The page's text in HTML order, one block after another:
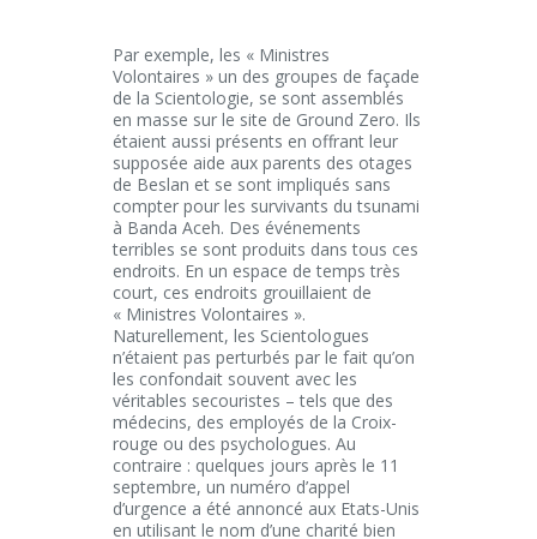
Par exemple, les « Ministres
Volontaires » un des groupes de façade
de la Scientologie, se sont assemblés
en masse sur le site de Ground Zero. Ils
étaient aussi présents en offrant leur
supposée aide aux parents des otages
de Beslan et se sont impliqués sans
compter pour les survivants du tsunami
à Banda Aceh. Des événements
terribles se sont produits dans tous ces
endroits. En un espace de temps très
court, ces endroits grouillaient de
« Ministres Volontaires ».
Naturellement, les Scientologues
n’étaient pas perturbés par le fait qu’on
les confondait souvent avec les
véritables secouristes – tels que des
médecins, des employés de la Croix-
rouge ou des psychologues. Au
contraire : quelques jours après le 11
septembre, un numéro d’appel
d’urgence a été annoncé aux Etats-Unis
en utilisant le nom d’une charité bien